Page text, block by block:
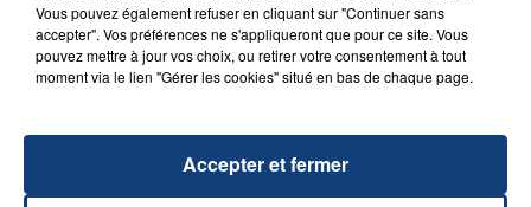
LES LIVES RADIO CONTACT
Vous pouvez également refuser en cliquant sur "Continuer sans
accepter". Vos préférences ne s'appliqueront que pour ce site. Vous
pouvez mettre à jour vos choix, ou retirer votre consentement à tout
moment via le lien "Gérer les cookies" situé en bas de chaque page.
Accepter et fermer